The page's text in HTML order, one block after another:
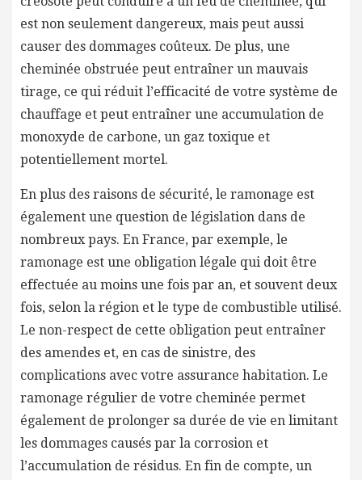
est non seulement dangereux, mais peut aussi
causer des dommages coûteux. De plus, une
cheminée obstruée peut entraîner un mauvais
tirage, ce qui réduit l’efficacité de votre système de
chauffage et peut entraîner une accumulation de
monoxyde de carbone, un gaz toxique et
potentiellement mortel.
En plus des raisons de sécurité, le ramonage est
également une question de législation dans de
nombreux pays. En France, par exemple, le
ramonage est une obligation légale qui doit être
effectuée au moins une fois par an, et souvent deux
fois, selon la région et le type de combustible utilisé.
Le non-respect de cette obligation peut entraîner
des amendes et, en cas de sinistre, des
complications avec votre assurance habitation. Le
ramonage régulier de votre cheminée permet
également de prolonger sa durée de vie en limitant
les dommages causés par la corrosion et
l’accumulation de résidus. En fin de compte, un